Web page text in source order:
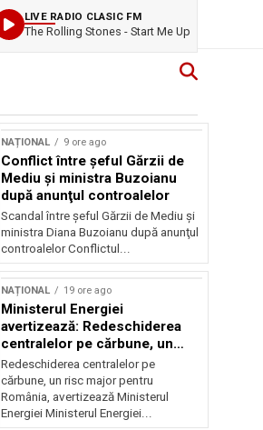
LIVE RADIO CLASIC FM
The Rolling Stones - Start Me Up
NAȚIONAL 9 ore ago
Conflict între şeful Gărzii de
Mediu şi ministra Buzoianu
după anunţul controalelor
Scandal între şeful Gărzii de Mediu şi
ministra Diana Buzoianu după anunţul
controalelor Conflictul...
NAȚIONAL 19 ore ago
Ministerul Energiei
avertizează: Redeschiderea
centralelor pe cărbune, un
risc major pentru România
Redeschiderea centralelor pe
cărbune, un risc major pentru
România, avertizează Ministerul
Energiei Ministerul Energiei...